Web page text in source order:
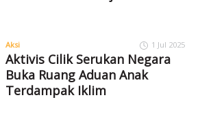
Aksi 1 Jul 2025
Aktivis Cilik Serukan Negara
Buka Ruang Aduan Anak
Terdampak Iklim